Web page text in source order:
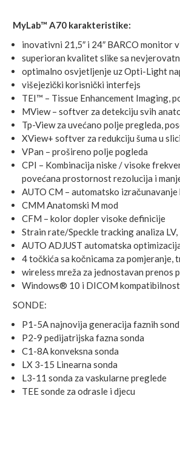
MyLab™ A70 karakteristike:
inovativni 21,5″ i 24″ BARCO monitor
superioran kvalitet slike sa
optimalno osvjetljenje uz Opti-Light
višejezički korisnički interfejs
TEI™ – Tissue Enhancement Imaging,
MView – softver za detekciju svih
Tp-View za uvećano polje pregleda,
XView+ softver za redukciju šuma u slici
VPan – prošireno polje pogleda
CPI – Kombinacija niske / visoke
povećana prostornost rezolucija i
AUTO CM – automatsko
CMM Anatomski M mod
CFM – kolor dopler visoke definicije
Strain rate/Speckle tracking analiza LV,
AUTO ADJUST automatska
4 točkića sa kočnicama za
wireless mreža za jednostavan prenos
Windows® 10 i DICOM kompatibilnost
SONDE:
P1-5A najnovija generacija faznih
P2-9 pedijatrijska fazna sonda
C1-8A konveksna sonda
LX 3-15 Linearna sonda
L3-11 sonda za vaskularne preglede
TEE sonde za odrasle i djecu